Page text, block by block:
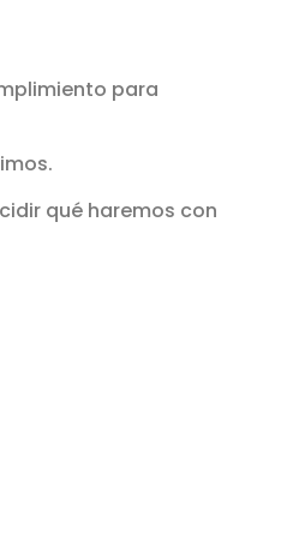
para
qué haremos con